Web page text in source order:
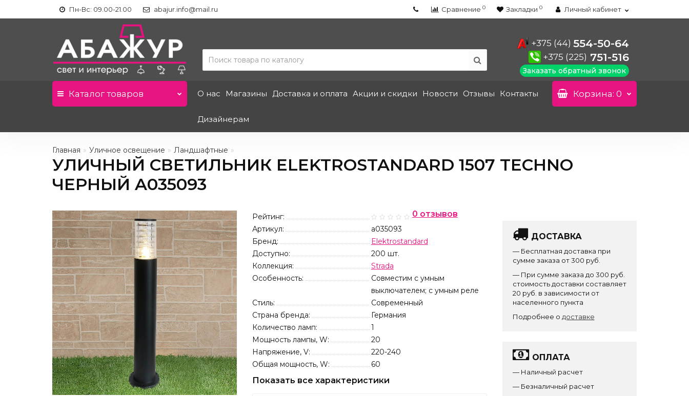
Пн-Вс: 09.00-21.00 abajur.info@mail.ru Сравнение 0 Закладки 0 Личный кабинет
+375 (44) 554-50-64
+375 (225) 751-516
Заказать обратный звонок
Каталогтоваров О нас Магазины Доставка и оплата Акции и скидки Новости Отзывы Контакты
Дизайнерам
Корзина: 0
Главная Уличное освещение Ландшафтные
УЛИЧНЫЙ СВЕТИЛЬНИК ELEKTROSTANDARD 1507 TECHNO
ЧЕРНЫЙ A035093
Рейтинг: 0 отзывов
Артикул:
a035093
Бренд:
Elektrostandard
Доступно:
200 шт.
Коллекция:
Strada
Особенность:
Совместим с умным
выключателем; с умным реле
Стиль:
Современный
Страна бренда:
Германия
Количество ламп:
1
Мощность лампы, W:
20
Напряжение, V:
220-240
Общая мощность, W:
60
Показать все характеристики
ДОСТАВКА
— Бесплатная доставка при
сумме заказа от 300 руб.
— При сумме заказа до 300 руб.
стоимость доставки составляет
20 руб. в зависимости от
населенного пункта
Подробнее о доставке
ОПЛАТА
— Наличный расчет
— Безналичный расчет